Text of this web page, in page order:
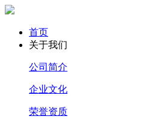
首页
关于我们
公司简介
企业文化
荣誉资质